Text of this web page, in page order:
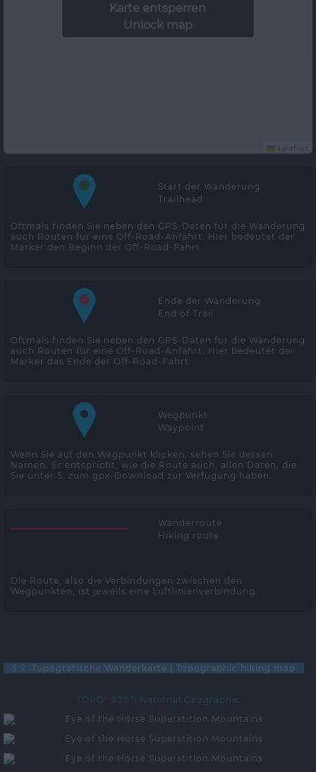
Leaflet
Karte entsperren
Unlock map
Start der Wanderung
Trailhead
Oftmals finden Sie neben den GPS-Daten für die Wanderung
auch Routen für eine Off-Road-Anfahrt. Hier bedeutet der
Marker den Beginn der Off-Road-Fahrt.
Ende der Wanderung
End of Trail
Oftmals finden Sie neben den GPS-Daten für die Wanderung
auch Routen für eine Off-Road-Anfahrt. Hier bedeutet der
Marker das Ende der Off-Road-Fahrt.
Wegpunkt
Waypoint
Wenn Sie auf den Wegpunkt klicken, sehen Sie dessen
Namen. Er entspricht, wie die Route auch, allen Daten, die
Sie unter 5. zum gpx-Download zur Verfügung haben.
Wanderroute
Hiking route
Die Route, also die Verbindungen zwischen den
Wegpunkten, ist jeweils eine Luftlinienverbindung.
5.2 Topografische Wanderkarte | Topographic hiking map
TOPO! ©2011 National Geographic